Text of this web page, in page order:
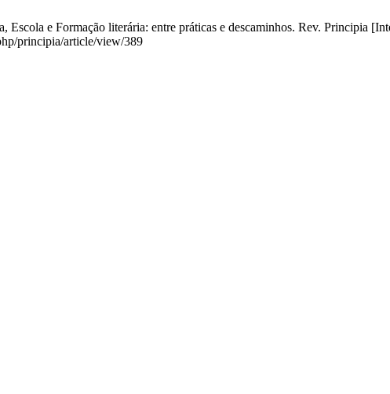
e Formação literária: entre práticas e descaminhos. Rev. Principia
principia/article/view/389